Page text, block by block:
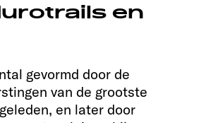
en
gevormd door de
van de grootste
en later door